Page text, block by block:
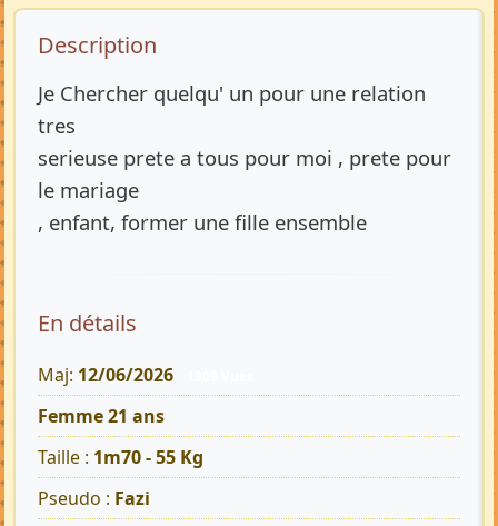
Description de l’annonce
Description
Je Chercher quelqu' un pour une relation
tres
serieuse prete a tous pour moi , prete pour
le mariage
, enfant, former une fille ensemble
En détails
Maj: 12/06/2026
Femme 21 ans
Taille : 1m70 - 55 Kg
Pseudo : Fazi